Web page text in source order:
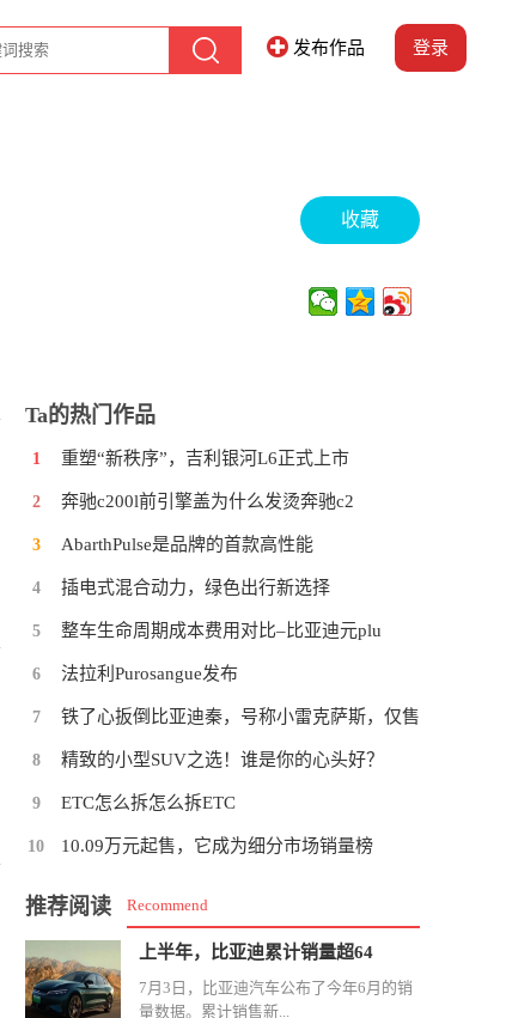
发布作品 登录
收藏
Ta的热门作品
1 重塑“新秩序”，吉利银河L6正式上市
2 奔驰c200l前引擎盖为什么发烫奔驰c2
3 AbarthPulse是品牌的首款高性能
4 插电式混合动力，绿色出行新选择
5 整车生命周期成本费用对比–比亚迪元plu
6 法拉利Purosangue发布
7 铁了心扳倒比亚迪秦，号称小雷克萨斯，仅售
8 精致的小型SUV之选！谁是你的心头好？
9 ETC怎么拆怎么拆ETC
10 10.09万元起售，它成为细分市场销量榜
推荐阅读 Recommend
上半年，比亚迪累计销量超64
7月3日，比亚迪汽车公布了今年6月的销
量数据。累计销售新...